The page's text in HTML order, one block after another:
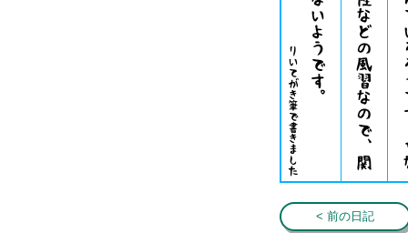
りいてがき筆で書きました
< 前の日記